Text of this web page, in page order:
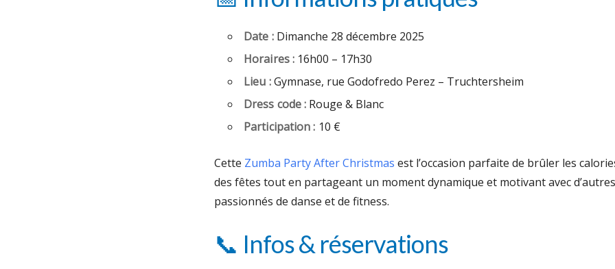
Date :Dimanche 28 décembre 2025
Horaires : 16h00 – 17h30
Lieu :Gymnase, rue Godofredo Perez – Truchtersheim
Dress code : Rouge & Blanc
Participation : 10 €
Cette Zumba Party After Christmas est l’occasion parfaite de brûler les
des fêtes tout en partageant un moment dynamique et motivant avec d’autres
passionnés de danse et de fitness.
📞 Infos & réservations